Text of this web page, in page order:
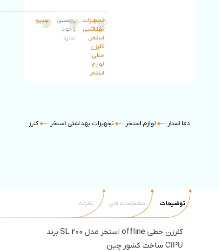
دسته
بندی:
تجهیزات
بهداشتی
استخر,
کلرزن
خطی,
لوازم
استخر
برچسب:
برچسبی
وجود
ندارد
برند:
سیپو
دما استار لوازم استخر تجهیزات بهداشتی استخر کلرزن خطی
توضیحات مشخصات فنی نظرات
کلرزن خطی offline استخر مدل SL 200 برند
CIPU ساخت کشور چین